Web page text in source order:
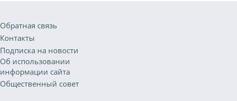
Обратная связь
Контакты
Подписка на новости
Об использовании
информации сайта
Общественный совет